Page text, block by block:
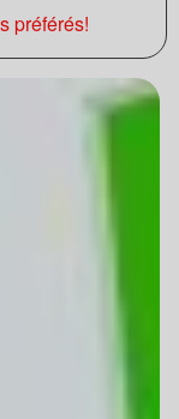
préférés!